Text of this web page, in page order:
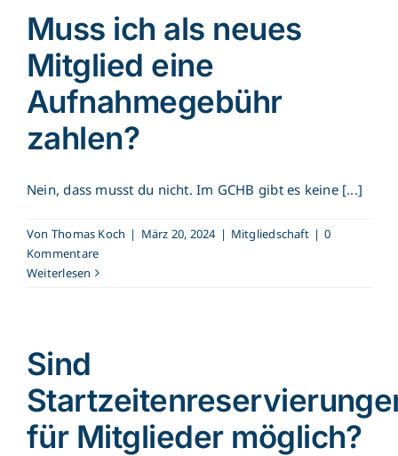
Muss ich als neues
Mitglied eine
Aufnahmegebühr
zahlen?
Nein, dass musst du nicht. Im GCHB gibt es keine [...]
Von Thomas Koch | März 20, 2024 | Mitgliedschaft | 0
Kommentare
Weiterlesen
Sind
für Mitglieder möglich?